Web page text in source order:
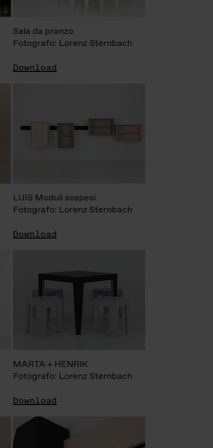
Sala da pranzo
Fotografo: Lorenz Sternbach
Download
LUIS Moduli sospesi
Fotografo: Lorenz Sternbach
Download
MARTA + HENRIK
Fotografo: Lorenz Sternbach
Download